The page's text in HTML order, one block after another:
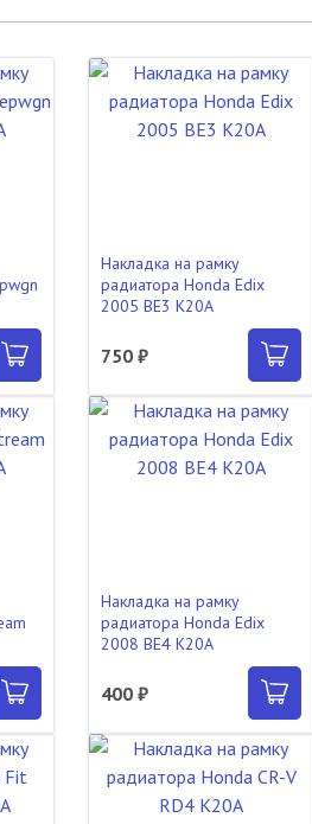
Накладка на рамку
радиатора Honda Edix
2005 BE3 K20A
750 ₽
Накладка на рамку
радиатора Honda Edix
2008 BE4 K20A
400 ₽